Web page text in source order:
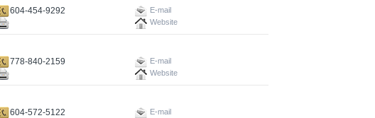
604-454-9292
E-mail
Website
778-840-2159
E-mail
Website
604-572-5122
E-mail